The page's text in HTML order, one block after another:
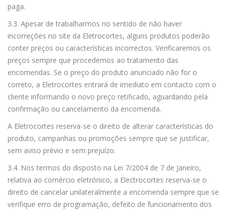
paga.
3.3. Apesar de trabalharmos no sentido de não haver
incorreções no site da Eletrocortes, alguns produtos poderão
conter preços ou características incorrectos. Verificaremos os
preços sempre que procedemos ao tratamento das
encomendas. Se o preço do produto anunciado não for o
correto, a Eletrocortes entrará de imediato em contacto com o
cliente informando o novo preço retificado, aguardando pela
confirmação ou cancelamento da encomenda.
A Eletrocortes reserva-se o direito de alterar características do
produto, campanhas ou promoções sempre que se justificar,
sem aviso prévio e sem prejuízo.
3.4. Nos termos do disposto na Lei 7/2004 de 7 de Janeiro,
relativa ao comércio eletrónico, a Electrocortes reserva-se o
direito de cancelar unilateralmente a encomenda sempre que se
verifique erro de programação, defeito de funcionamento dos